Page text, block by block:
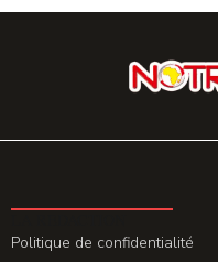
Politique de confidentialité